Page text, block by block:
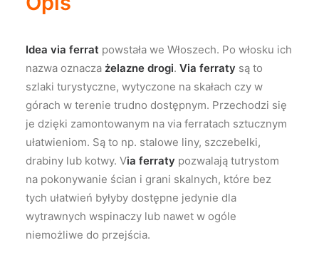
Idea via ferrat powstała we Włoszech. Po włosku ich
nazwa oznacza żelazne drogi. Via ferraty są to
szlaki turystyczne, wytyczone na skałach czy w
górach w terenie trudno dostępnym. Przechodzi się
je dzięki zamontowanym na via ferratach sztucznym
ułatwieniom. Są to np. stalowe liny, szczebelki,
drabiny lub kotwy. Via ferraty pozwalają tutrystom
na pokonywanie ścian i grani skalnych, które bez
tych ułatwień byłyby dostępne jedynie dla
wytrawnych wspinaczy lub nawet w ogóle
niemożliwe do przejścia.